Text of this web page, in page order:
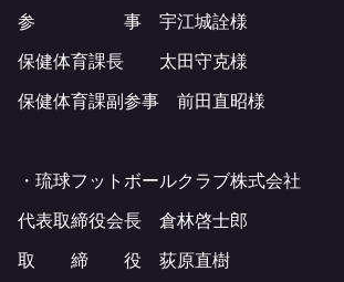
参 事 宇江城詮様
保健体育課長 太田守克様
保健体育課副参事 前田直昭様
・琉球フットボールクラブ株式会社
代表取締役会長 倉林啓士郎
取 締 役 荻原直樹